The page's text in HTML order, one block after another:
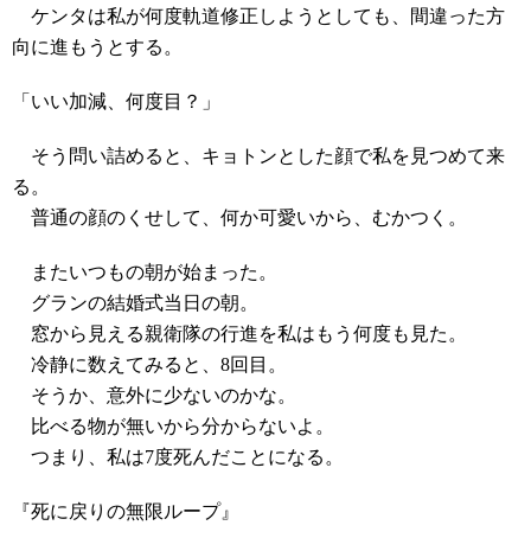
ケンタは私が何度軌道修正しようとしても、間違った方
向に進もうとする。
「いい加減、何度目？」
そう問い詰めると、キョトンとした顔で私を見つめて来
る。
普通の顔のくせして、何か可愛いから、むかつく。
またいつもの朝が始まった。
グランの結婚式当日の朝。
窓から見える親衛隊の行進を私はもう何度も見た。
冷静に数えてみると、8回目。
そうか、意外に少ないのかな。
比べる物が無いから分からないよ。
つまり、私は7度死んだことになる。
『死に戻りの無限ループ』